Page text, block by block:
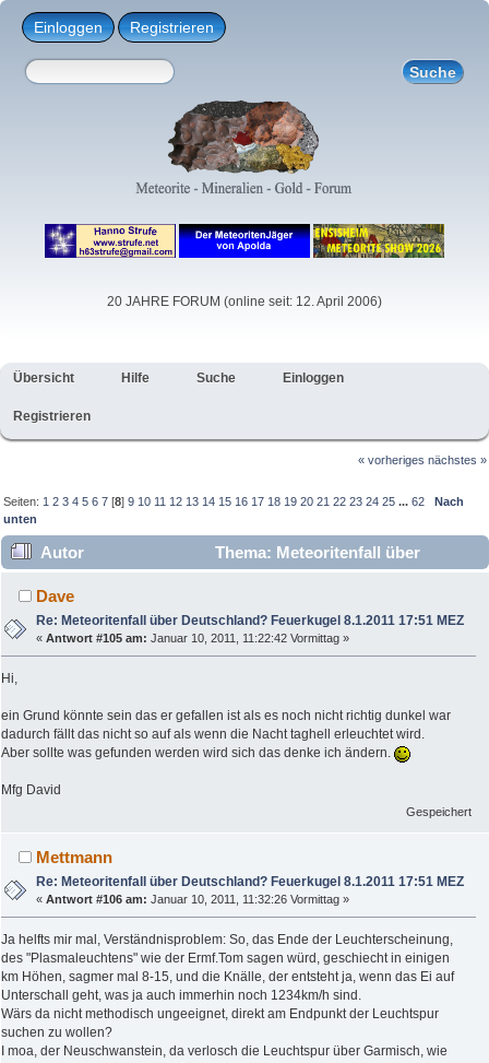
Einloggen Registrieren
20 JAHRE FORUM (online seit: 12. April 2006)
Übersicht Hilfe Suche Einloggen
Registrieren
« vorheriges nächstes »
Seiten: 1 2 3 4 5 6 7 [8]9 10 11 12 13 14 15 16 17 18 19 20 21 22 23 24 25 ...62
Nach
unten
Autor
Thema: Meteoritenfall über
Deutschland? Feuerkugel 8.1.2011 17:51 MEZ (Gelesen
357684 mal)
Dave
Re: Meteoritenfall über Deutschland? Feuerkugel 8.1.2011 17:51 MEZ
«Antwort #105 am: Januar 10, 2011, 11:22:42 Vormittag »
Hi,
ein Grund könnte sein das er gefallen ist als es noch nicht richtig dunkel war
dadurch fällt das nicht so auf als wenn die Nacht taghell erleuchtet wird.
Aber sollte was gefunden werden wird sich das denke ich ändern.
Mfg David
Gespeichert
Mettmann
Re: Meteoritenfall über Deutschland? Feuerkugel 8.1.2011 17:51 MEZ
«Antwort #106 am: Januar 10, 2011, 11:32:26 Vormittag »
Ja helfts mir mal, Verständnisproblem: So, das Ende der Leuchterscheinung,
des "Plasmaleuchtens" wie der Ermf.Tom sagen würd, geschiecht in einigen
km Höhen, sagmer mal 8-15, und die Knälle, der entsteht ja, wenn das Ei auf
Unterschall geht, was ja auch immerhin noch 1234km/h sind.
Wärs da nicht methodisch ungeeignet, direkt am Endpunkt der Leuchtspur
suchen zu wollen?
I moa, der Neuschwanstein, da verlosch die Leuchtspur über Garmisch, wie